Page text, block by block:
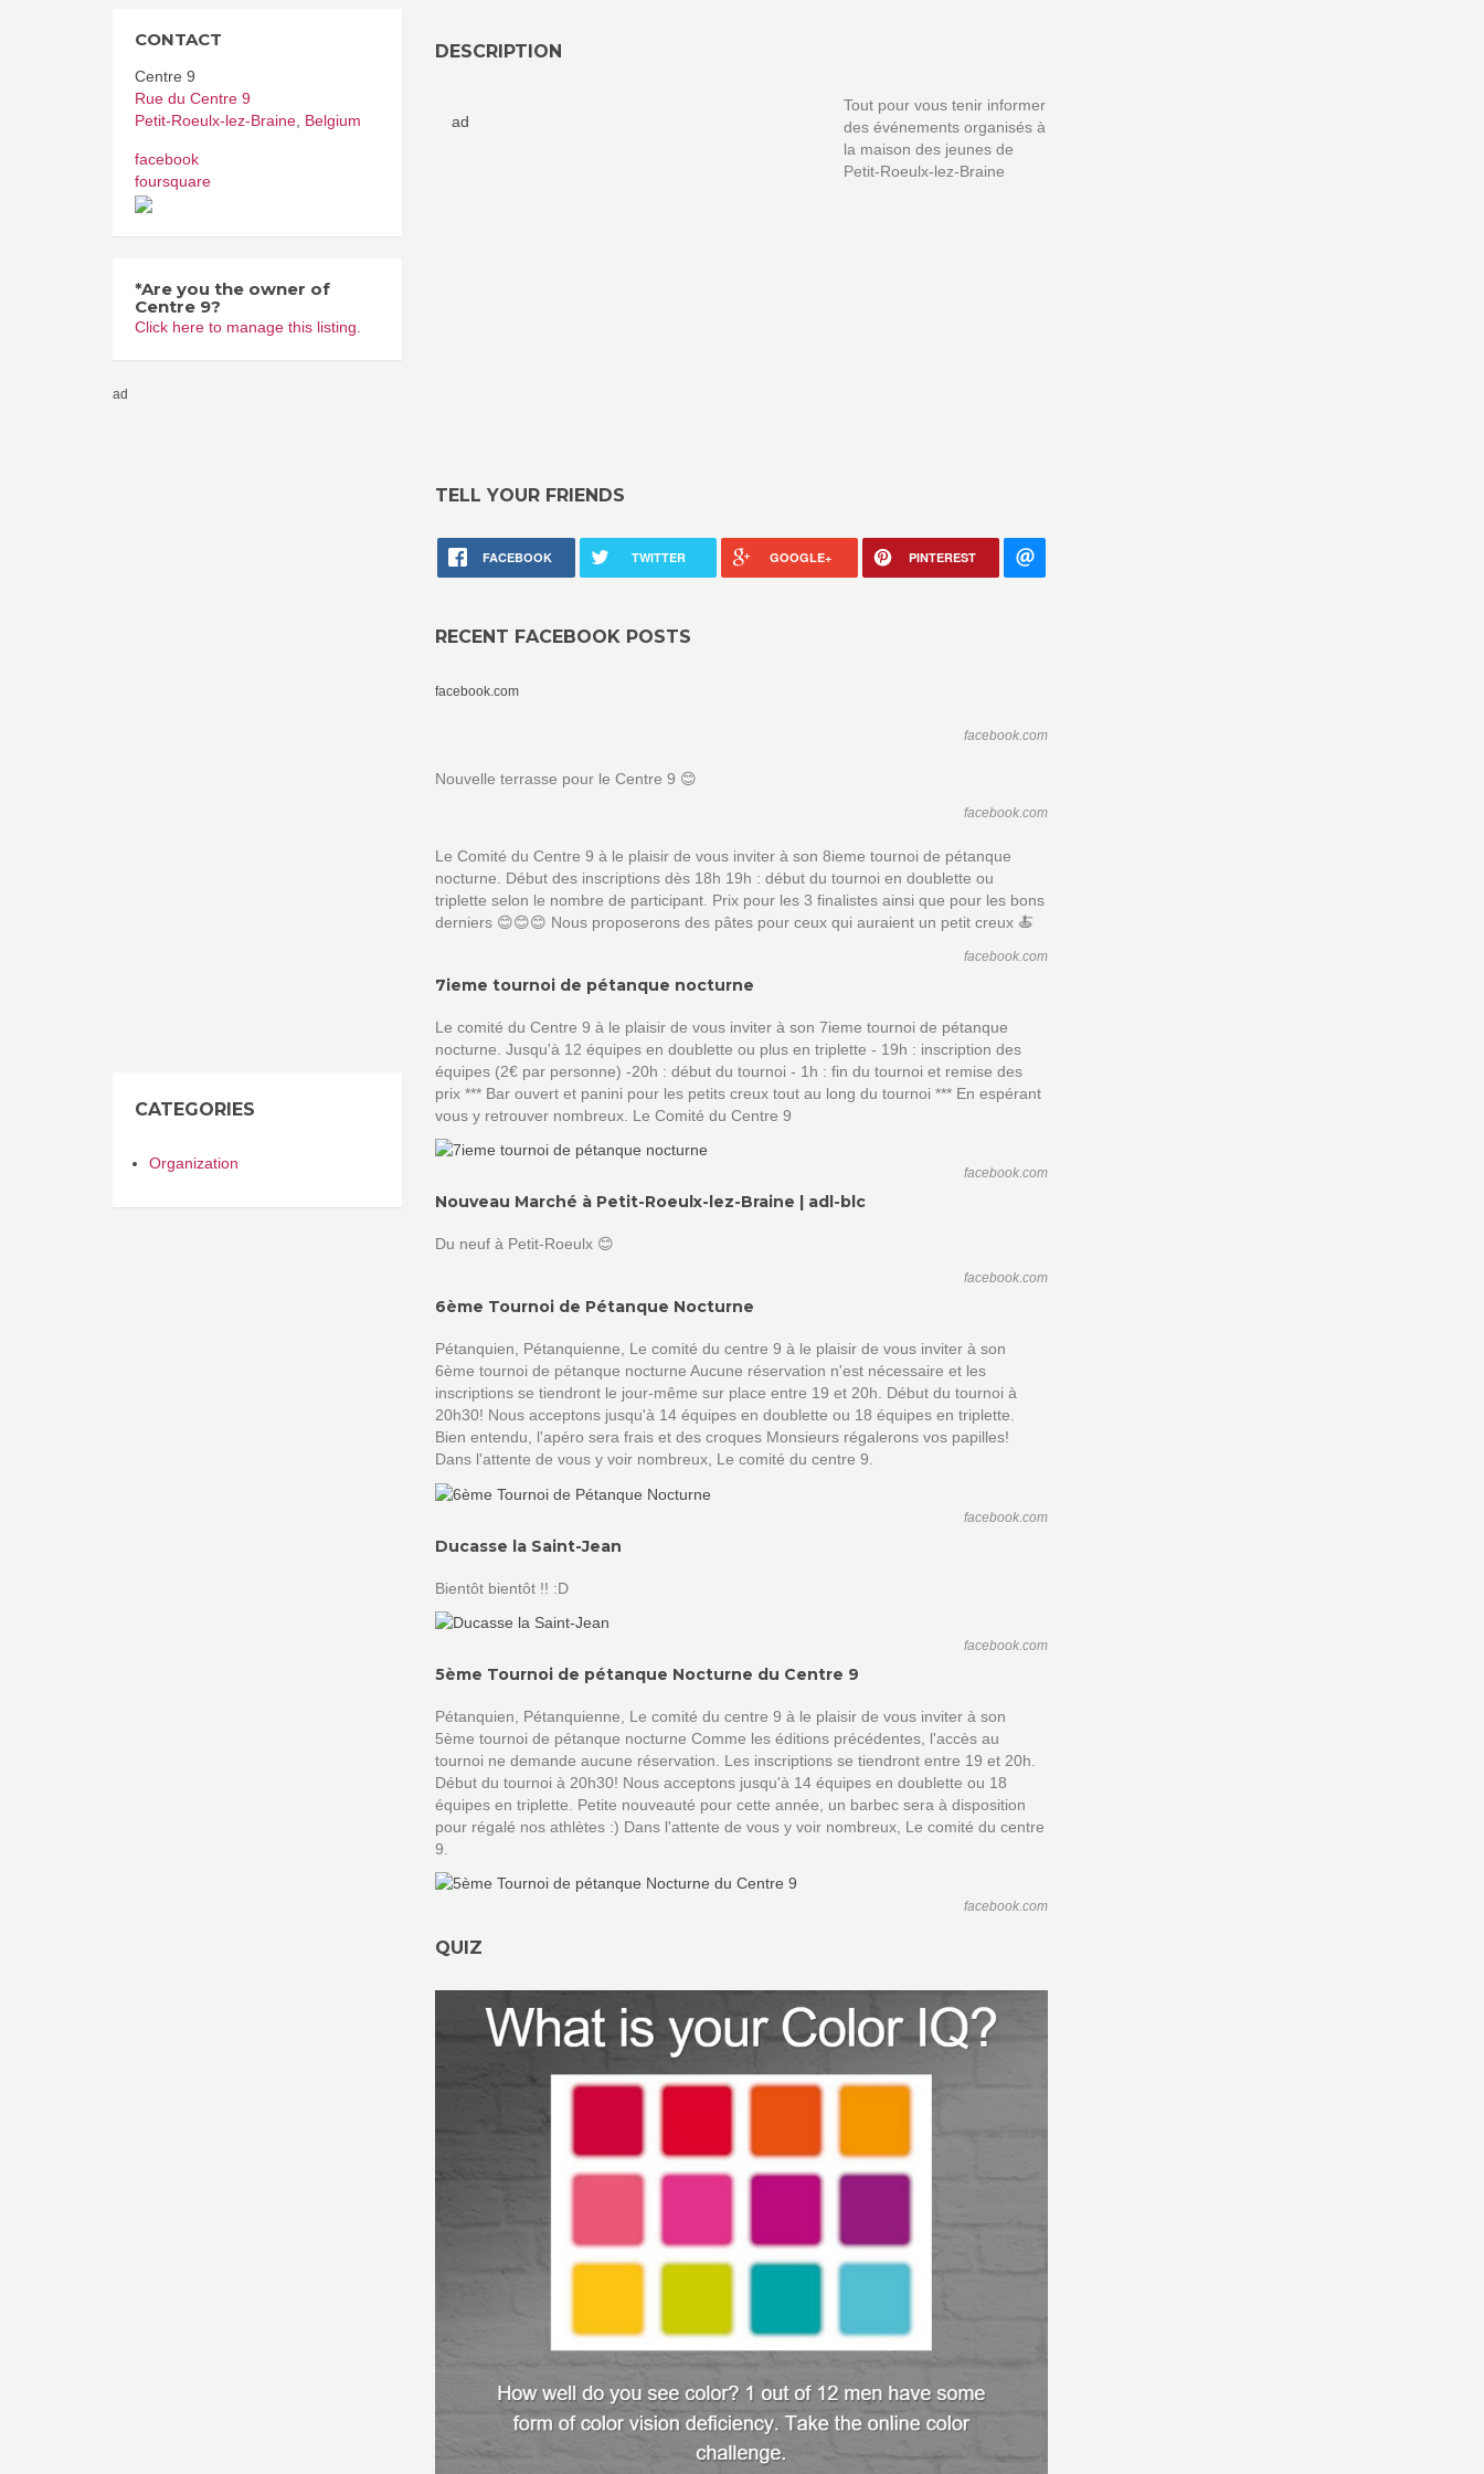
DESCRIPTION
ad
Tout pour vous tenir informer
des événements organisés à
la maison des jeunes de
Petit-Roeulx-lez-Braine
TELL YOUR FRIENDS
FACEBOOK TWITTER GOOGLE+ PINTEREST
RECENT FACEBOOK POSTS
facebook.com
facebook.com
Nouvelle terrasse pour le Centre 9 😊
facebook.com
Le Comité du Centre 9 à le plaisir de vous inviter à son 8ieme tournoi de pétanque
nocturne. Début des inscriptions dès 18h 19h : début du tournoi en doublette ou
triplette selon le nombre de participant. Prix pour les 3 finalistes ainsi que pour les bons
derniers 😊😊😊 Nous proposerons des pâtes pour ceux qui auraient un petit creux 🍝
facebook.com
7ieme tournoi de pétanque nocturne
Le comité du Centre 9 à le plaisir de vous inviter à son 7ieme tournoi de pétanque
nocturne. Jusqu'à 12 équipes en doublette ou plus en triplette - 19h : inscription des
équipes (2€ par personne) -20h : début du tournoi - 1h : fin du tournoi et remise des
prix *** Bar ouvert et panini pour les petits creux tout au long du tournoi *** En espérant
vous y retrouver nombreux. Le Comité du Centre 9
facebook.com
Nouveau Marché à Petit-Roeulx-lez-Braine | adl-blc
Du neuf à Petit-Roeulx 😊
facebook.com
6ème Tournoi de Pétanque Nocturne
Pétanquien, Pétanquienne, Le comité du centre 9 à le plaisir de vous inviter à son
6ème tournoi de pétanque nocturne Aucune réservation n'est nécessaire et les
inscriptions se tiendront le jour-même sur place entre 19 et 20h. Début du tournoi à
20h30! Nous acceptons jusqu'à 14 équipes en doublette ou 18 équipes en triplette.
Bien entendu, l'apéro sera frais et des croques Monsieurs régalerons vos papilles!
Dans l'attente de vous y voir nombreux, Le comité du centre 9.
facebook.com
Ducasse la Saint-Jean
Bientôt bientôt !! :D
facebook.com
5ème Tournoi de pétanque Nocturne du Centre 9
Pétanquien, Pétanquienne, Le comité du centre 9 à le plaisir de vous inviter à son
5ème tournoi de pétanque nocturne Comme les éditions précédentes, l'accès au
tournoi ne demande aucune réservation. Les inscriptions se tiendront entre 19 et 20h.
Début du tournoi à 20h30! Nous acceptons jusqu'à 14 équipes en doublette ou 18
équipes en triplette. Petite nouveauté pour cette année, un barbec sera à disposition
pour régalé nos athlètes :) Dans l'attente de vous y voir nombreux, Le comité du centre
9.
facebook.com
QUIZ
CONTACT
Centre 9
Rue du Centre 9
Petit-Roeulx-lez-Braine Belgium
facebook
foursquare
*Are you the owner of
Centre 9?
Click here to manage this listing.
ad
CATEGORIES
Organization